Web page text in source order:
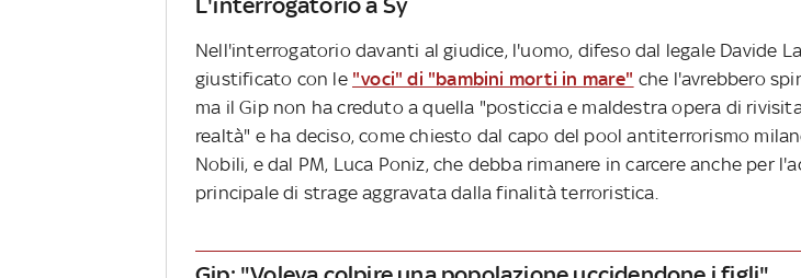
Nell'interrogatorio davanti al giudice, l'uomo, difeso dal legale Davide
giustificato con le "voci" di "bambini morti in mare" che l'avrebbero
ma il Gip non ha creduto a quella "posticcia e maldestra opera di
realtà" e ha deciso, come chiesto dal capo del pool antiterrorismo
Nobili, e dal PM, Luca Poniz, che debba rimanere in carcere anche per
principale di strage aggravata dalla finalità terroristica.